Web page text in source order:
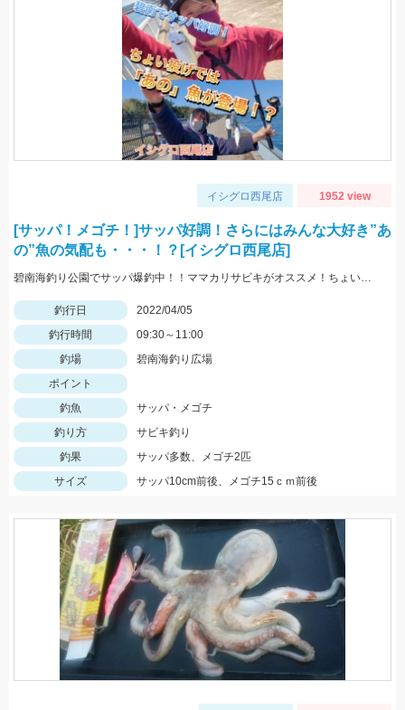
イシグロ西尾店 1952 view
[サッパ！メゴチ！]サッパ好調！さらにはみんな大好き”あ
の”魚の気配も・・・！？[イシグロ西尾店]
碧南海釣り公園でサッパ爆釣中！！ママカリサビキがオススメ！ちょい投げではメゴチ！と言う事は・・・シロギスもそろそろ？？？
釣行日
2022/04/05
釣行時間
09:30～11:00
釣場
碧南海釣り広場
ポイント
釣魚
サッパ・メゴチ
釣り方
サビキ釣り
釣果
サッパ多数、メゴチ2匹
サイズ
サッパ10cm前後、メゴチ15ｃｍ前後